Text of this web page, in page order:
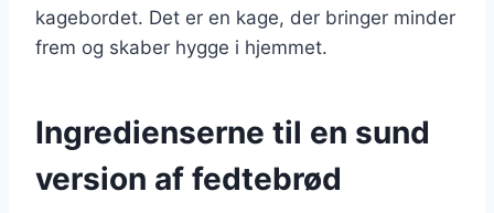
kagebordet. Det er en kage, der bringer minder
frem og skaber hygge i hjemmet.
Ingredienserne til en sund
version af fedtebrød